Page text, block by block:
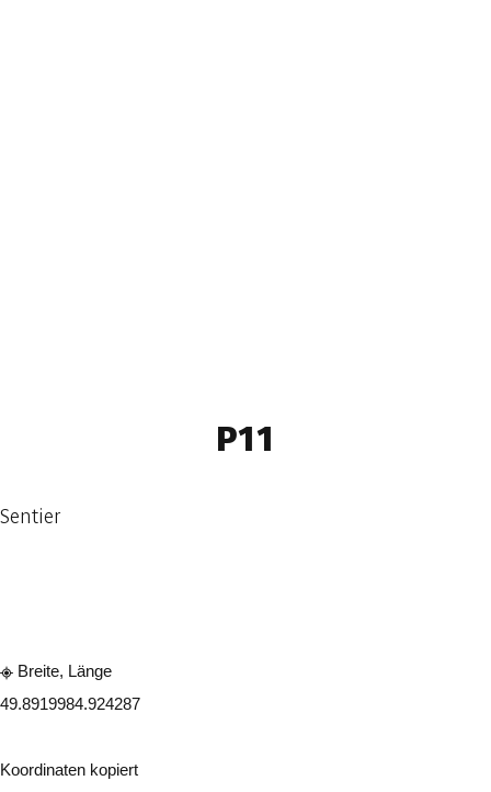
P11
Sentier
Breite, Länge
49.8919984.924287
Koordinaten kopiert